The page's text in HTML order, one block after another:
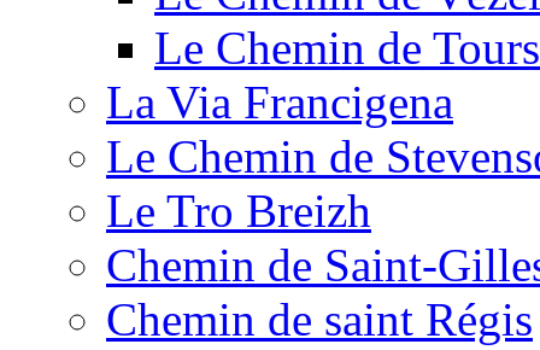
Le Chemin de Tours
La Via Francigena
Le Chemin de
Le Tro Breizh
Chemin de Saint-
Chemin de saint Régis